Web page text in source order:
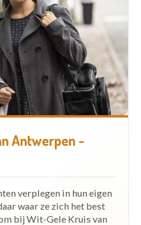
Antwerpen -
verplegen in hun eigen
waar ze zich het best
bij Wit-Gele Kruis van